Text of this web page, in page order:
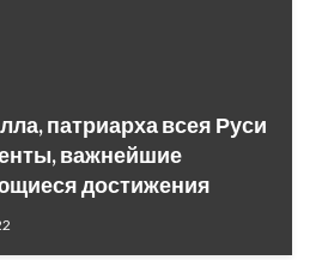
патриарха всея Руси
важнейшие
достижения